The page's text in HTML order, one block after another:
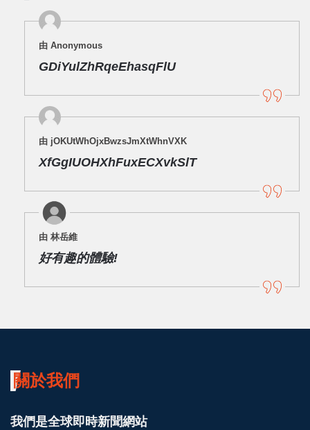
由 Anonymous
GDiYulZhRqeEhasqFlU
由 jOKUtWhOjxBwzsJmXtWhnVXK
XfGgIUOHXhFuxECXvkSlT
由 林岳維
好有趣的體驗!
關於我們
我們是全球即時新聞網站